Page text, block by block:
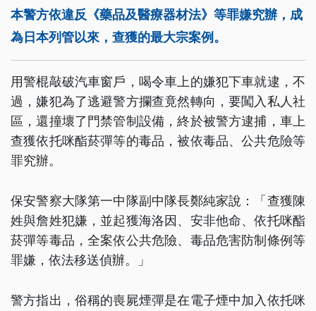
本警方依違反《藥品及醫療器材法》等罪嫌究辦，成
為日本列管以來，查獲的最大宗案例。
用警棍敲破汽車窗戶，喝令車上的嫌犯下車就逮，不
過，嫌犯為了逃避警方攔查竟然轉向，要闖入私人社
區，還撞壞了門禁管制設備，終於被警方逮捕，車上
查獲依托咪酯菸彈等的毒品，被依毒品、公共危險等
罪究辦。
保安警察大隊第一中隊副中隊長鄭純家說：「查獲陳
姓與詹姓犯嫌，並起獲海洛因、安非他命、依托咪酯
菸彈等毒品，全案依公共危險、毒品危害防制條例等
罪嫌，依法移送偵辦。」
警方指出，俗稱的喪屍煙彈是在電子煙中加入依托咪